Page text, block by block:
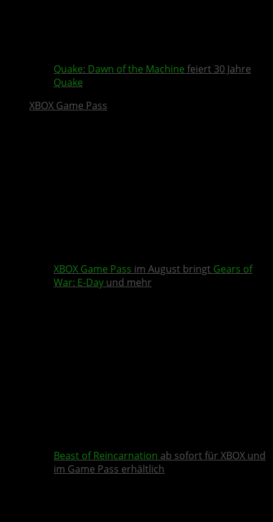
Quake: Dawn of the Machine feiert 30 Jahre
Quake
XBOX Game Pass
XBOX Game Pass im August bringt Gears of
War: E-Day und mehr
Beast of Reincarnation ab sofort für XBOX und
im Game Pass erhältlich